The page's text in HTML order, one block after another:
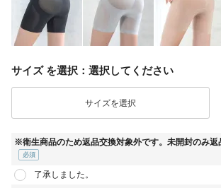
サイズ 選択してください
※衛生商品のため返品交換対象外です。未開封のみ返
須)
了承しました。